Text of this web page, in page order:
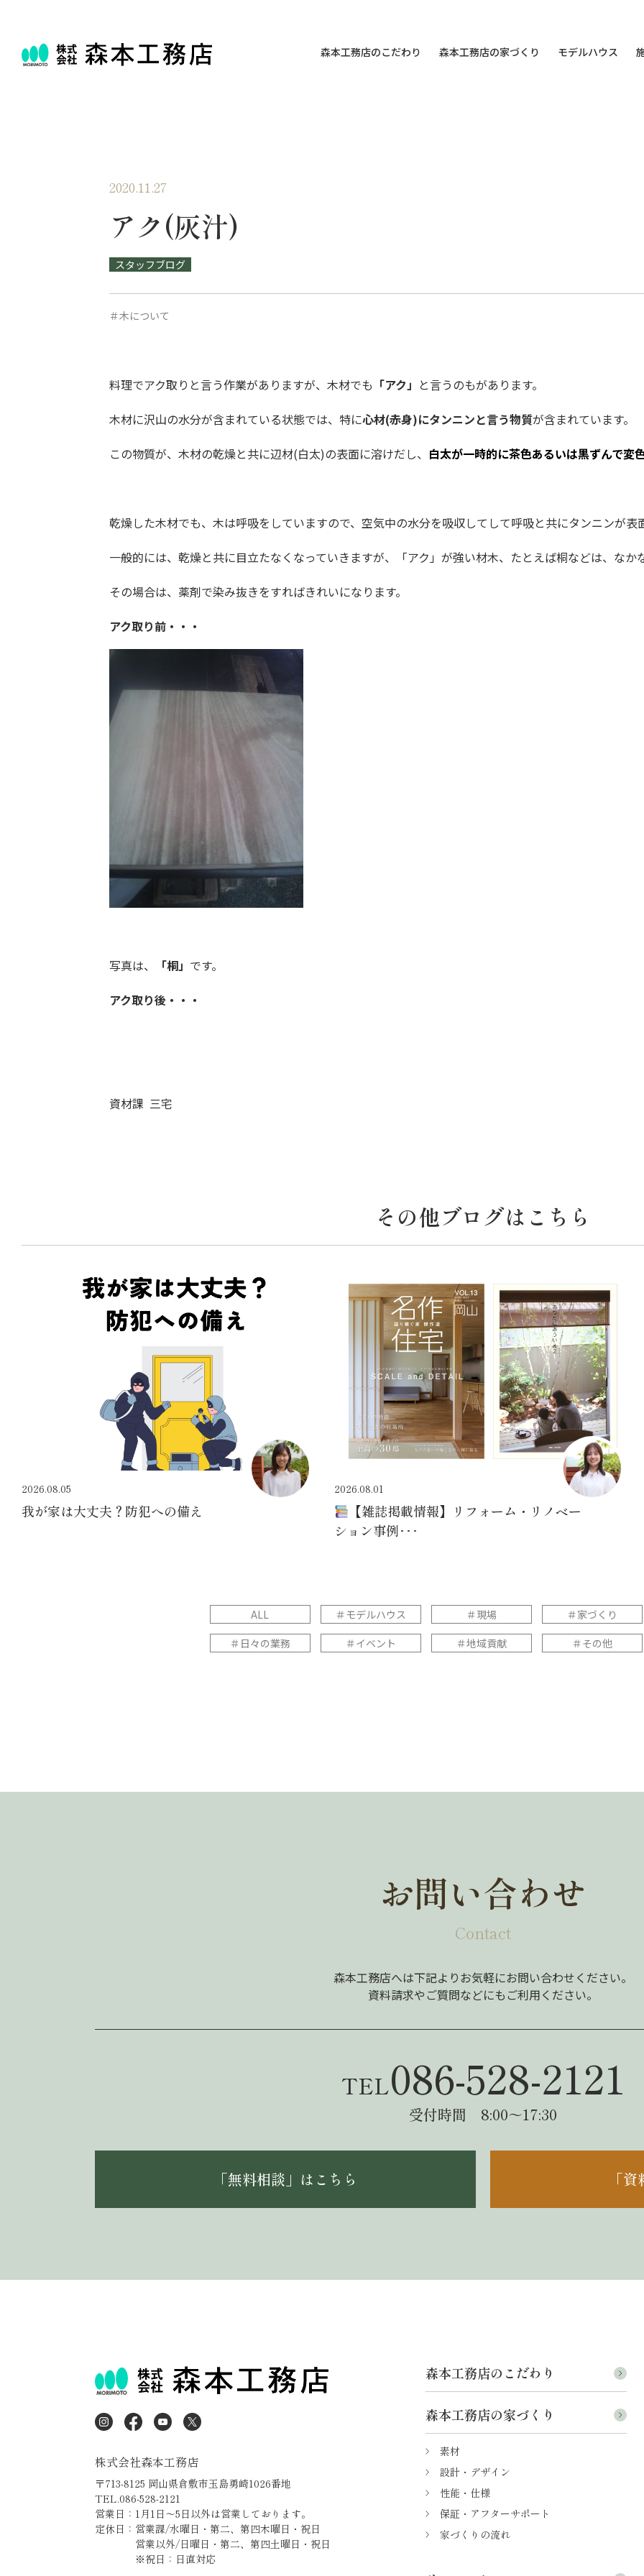
森本工務店のこだわり 森本工務店の家づくり モデルハウス
2020.11.27
アク(灰汁)
スタッフブログ
＃木について
料理でアク取りと言う作業がありますが、木材でも 「アク」 と言うのもがあります。
木材に沢山の水分が含まれている状態では、特に心材(赤身)にタンニンと言う物質が含まれています。
この物質が、木材の乾燥と共に辺材(白太)の表面に溶けだし、 白太が一時的に茶色あるいは黒ずんで変
乾燥した木材でも、木は呼吸をしていますので、空気中の水分を吸収してして呼吸と共にタンニンが表
一般的には、乾燥と共に目立たなくなっていきますが、「アク」が強い材木、たとえば桐などは、なか
その場合は、薬剤で染み抜きをすればきれいになります。
アク取り前・・・
写真は、 「桐」 です。
アク取り後・・・
資材課 三宅
その他ブログはこちら
2026.08.05
我が家は大丈夫？防犯への備え
2026.08.01
【雑誌掲載情報】リフォーム・リノベー
ション事例･･･
ALL ＃モデルハウス ＃現場 ＃家づくり
＃日々の業務
＃イベント ＃地域貢献 ＃その他
お問い合わせ
Contact
森本工務店へは下記よりお気軽にお問い合わせください。
資料請求やご質問などにもご利用ください。
TEL086-528-2121
受付時間 8:00～17:30
「無料相談」はこちら 「
株式会社森本工務店
〒713-8125 岡山県倉敷市玉島勇崎1026番地
TEL.086-528-2121
営業日：1月1日～5日以外は営業しております。
定休日：営業課/水曜日・第二、第四木曜日・祝日
営業以外/日曜日・第二、第四土曜日・祝日
※祝日：日直対応
森本工務店のこだわり
森本工務店の家づくり
素材
設計・デザイン
性能・仕様
保証・アフターサポート
家づくりの流れ